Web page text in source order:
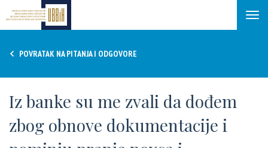
POVRATAK NA PITANJA I ODGOVORE
Iz banke su me zvali da dođem
zbog obnove dokumentacije i